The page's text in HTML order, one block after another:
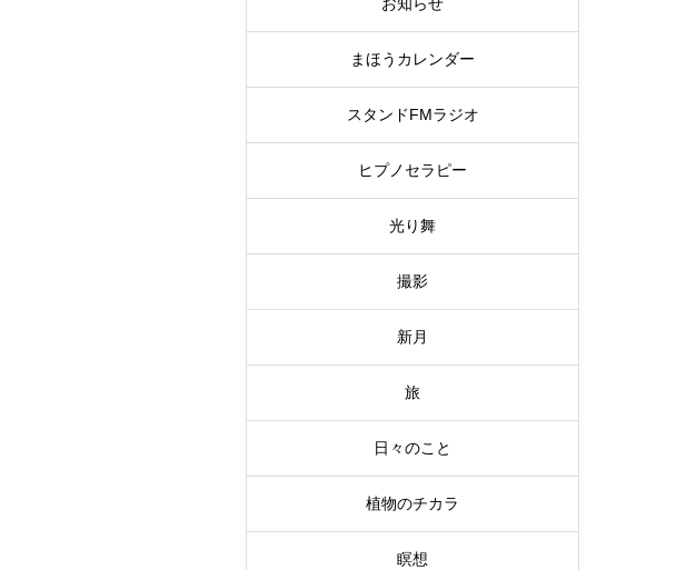
お知らせ
まほうカレンダー
スタンドFMラジオ
ヒプノセラピー
光り舞
撮影
新月
旅
日々のこと
植物のチカラ
瞑想